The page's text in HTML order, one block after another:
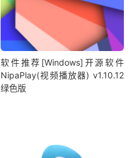
软件推荐[Windows]开源软件
NipaPlay(视频播放器) v1.10.12
绿色版